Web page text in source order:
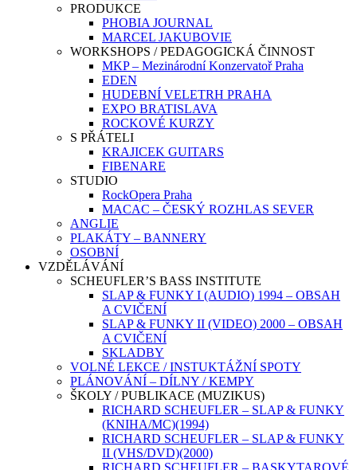
PRODUKCE
PHOBIA JOURNAL
MARCEL JAKUBOVIE
WORKSHOPS / PEDAGOGICKÁ ČINNOST
MKP – Mezinárodní Konzervatoř Praha
EDEN
HUDEBNÍ VELETRH PRAHA
EXPO BRATISLAVA
ROCKOVÉ KURZY
S PŘÁTELI
KRAJICEK GUITARS
FIBENARE
STUDIO
RockOpera Praha
MACAC – ČESKÝ ROZHLAS SEVER
ANGLIE
PLAKÁTY – BANNERY
OSOBNÍ
VZDĚLÁVÁNÍ
SCHEUFLER’S BASS INSTITUTE
SLAP & FUNKY I (AUDIO) 1994 – OBSAH
A CVIČENÍ
SLAP & FUNKY II (VIDEO) 2000 – OBSAH
A CVIČENÍ
SKLADBY
VOLNÉ LEKCE / INSTUKTÁŽNÍ SPOTY
PLÁNOVÁNÍ – DÍLNY / KEMPY
ŠKOLY / PUBLIKACE (MUZIKUS)
RICHARD SCHEUFLER – SLAP & FUNKY
(KNIHA/MC)(1994)
RICHARD SCHEUFLER – SLAP & FUNKY
II (VHS/DVD)(2000)
RICHARD SCHEUFLER – BASKYTAROVÉ